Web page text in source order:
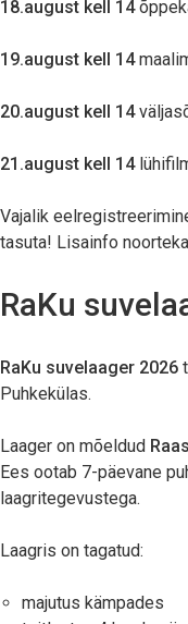
18.august kell 14
19.august kell 14
20.august kell 14
21.august kell 14
Vajalik
tasuta! Lisainfo
RaKu
RaKu suvelaager 2026
Puhkekülas.
Laager on mõeldud
Ees ootab 7-päevane
laagritegevustega.
Laagris on tagatud:
majutus kämpades